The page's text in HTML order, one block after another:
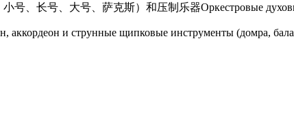
号、长号、大号、萨克斯）和压制乐器Оркестровые
аккордеон и струнные щипковые инструменты (домра,